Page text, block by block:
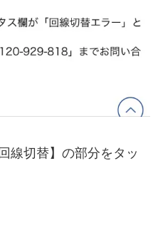
線切替】の部分をタッ